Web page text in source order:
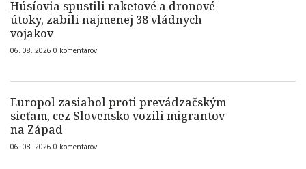
Húsíovia spustili raketové a dronové
útoky, zabili najmenej 38 vládnych
vojakov
06. 08. 2026 0 komentárov
Europol zasiahol proti prevádzačským
sieťam, cez Slovensko vozili migrantov
na Západ
06. 08. 2026 0 komentárov